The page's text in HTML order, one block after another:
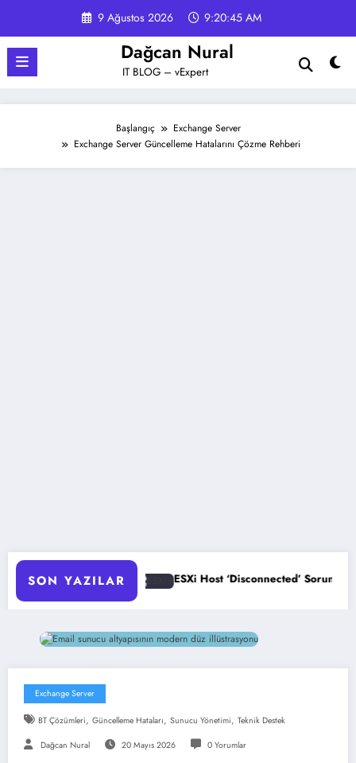
9 Ağustos 2026 9:20:45 AM
Dağcan Nural
IT BLOG – vExpert
Başlangıç
Exchange Server
Exchange Server Güncelleme Hatalarını Çözme Rehberi
SON YAZILARESXi Host ‘Disconnected’ Sorunu Çözümü
Exchange Server
BT Çözümleri, Güncelleme Hataları, Sunucu Yönetimi, Teknik Destek
Dağcan Nural 20 Mayıs 2026 0 Yorumlar